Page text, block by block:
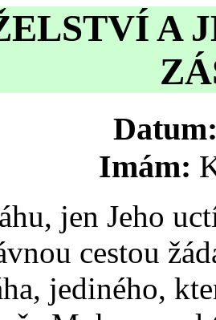
A
Imám:
jen Jeho
cestou
jediného,